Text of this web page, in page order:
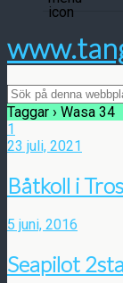
Taggar › Wasa 34
1
23 juli, 2021
Båtkoll i
5 juni, 2016
Seapilot